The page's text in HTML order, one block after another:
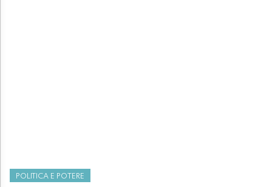
POLITICA E POTERE